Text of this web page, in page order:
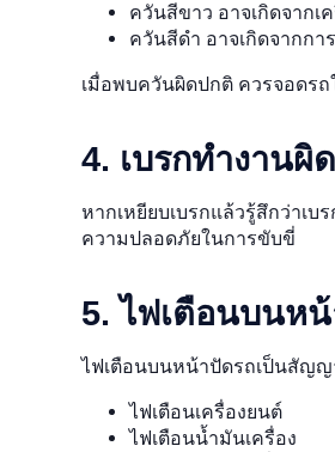
ควันสีขาว อาจเกิดจากเ
ควันสีดำ อาจเกิดจากก
เมื่อพบควันผิดปกติ ควรจอดร
4. เบรกทำงานผิ
หากเหยียบเบรกแล้วรู้สึกว่าเ
ความปลอดภัยในการขับขี่
5. ไฟเตือนบนห
ไฟเตือนบนหน้าปัดรถเป็นสัญ
ไฟเตือนเครื่องยนต์
ไฟเตือนน้ำมันเครื่อง